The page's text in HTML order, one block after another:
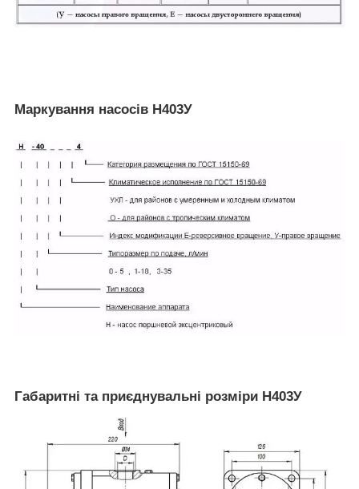
Маркування насосів Н403У
Габаритні та приєднувальні розміри Н403У